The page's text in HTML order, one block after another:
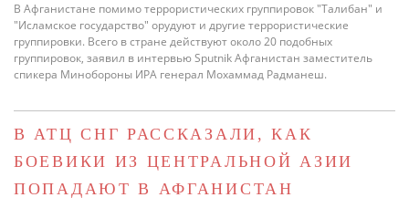
В Афганистане помимо террористических группировок "Талибан" и
"Исламское государство" орудуют и другие террористические
группировки. Всего в стране действуют около 20 подобных
группировок, заявил в интервью Sputnik Афганистан заместитель
спикера Минобороны ИРА генерал Мохаммад Радманеш.
В АТЦ СНГ РАССКАЗАЛИ, КАК
БОЕВИКИ ИЗ ЦЕНТРАЛЬНОЙ АЗИИ
ПОПАДАЮТ В АФГАНИСТАН